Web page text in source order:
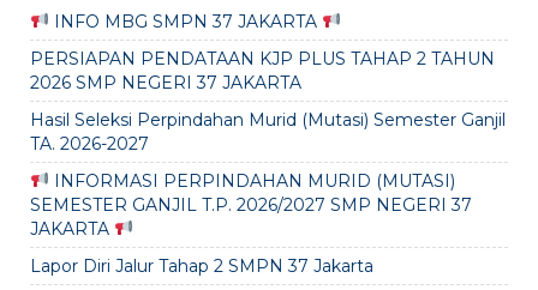
INFO MBG SMPN 37 JAKARTA
PERSIAPAN PENDATAAN KJP PLUS TAHAP 2 TAHUN
2026 SMP NEGERI 37 JAKARTA
Hasil Seleksi Perpindahan Murid (Mutasi) Semester Ganjil
TA. 2026-2027
INFORMASI PERPINDAHAN MURID (MUTASI)
SEMESTER GANJIL T.P. 2026/2027 SMP NEGERI 37
JAKARTA
Lapor Diri Jalur Tahap 2 SMPN 37 Jakarta